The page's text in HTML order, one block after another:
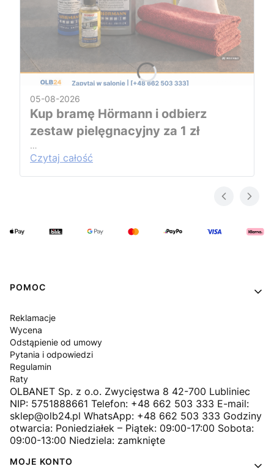
05-08-2026
Kup bramę Hörmann i odbierz
zestaw pielęgnacyjny za 1 zł
…
Czytaj całość
Linki w stopce
POMOC
Reklamacje
Wycena
Odstąpienie od umowy
Pytania i odpowiedzi
Regulamin
Raty
OLBANET Sp. z o.o. Zwycięstwa 8 42-700 Lubliniec
NIP: 5751888661 Telefon: +48 662 503 333 E-mail:
sklep@olb24.pl WhatsApp: +48 662 503 333 Godziny
otwarcia: Poniedziałek – Piątek: 09:00-17:00 Sobota:
09:00-13:00 Niedziela: zamknięte
MOJE KONTO